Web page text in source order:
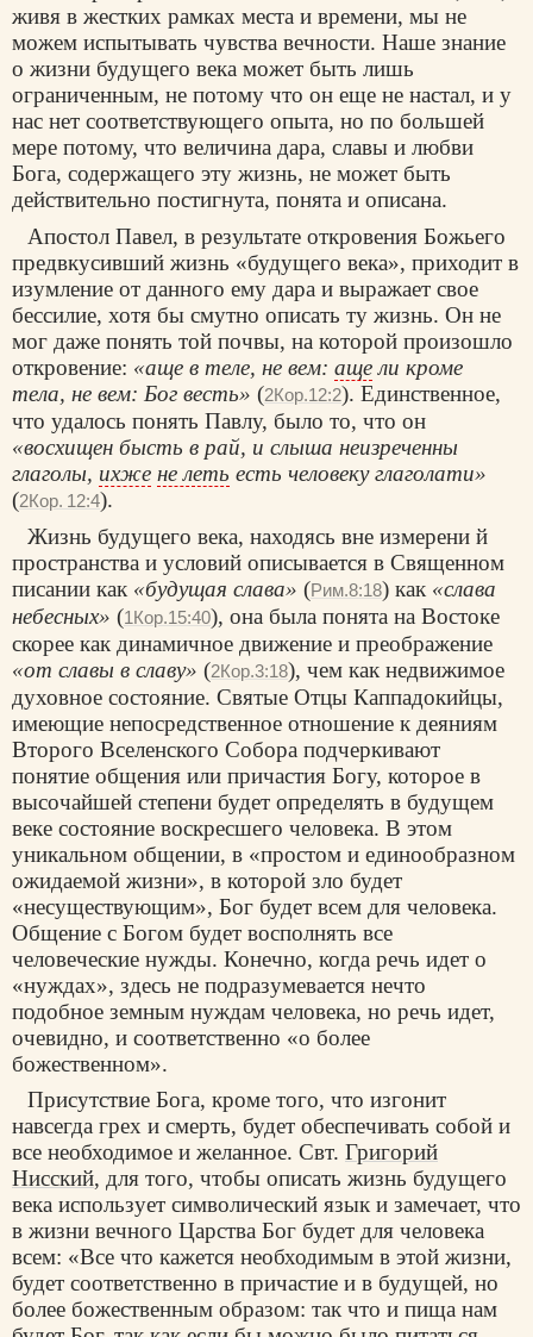
живя в жестких рамках места и времени, мы не
можем испытывать чувства вечности. Наше знание
о жизни будущего века может быть лишь
ограниченным, не потому что он еще не настал, и у
нас нет соответствующего опыта, но по большей
мере потому, что величина дара, славы и любви
Бога, содержащего эту жизнь, не может быть
действительно постигнута, понята и описана.
Апостол Павел, в результате откровения Божьего
предвкусивший жизнь «будущего века», приходит в
изумление от данного ему дара и выражает свое
бессилие, хотя бы смутно описать ту жизнь. Он не
мог даже понять той почвы, на которой произошло
откровение: «аще в теле, не вем: ащели кроме
тела, не вем: Бог весть» (2Кор.12:2). Единственное,
что удалось понять Павлу, было то, что он
«восхищен бысть в рай, и слыша неизреченны
глаголы, ихже не леть есть человеку глаголати»
(2Кор. 12:4).
Жизнь будущего века, находясь вне измерени й
пространства и условий описывается в Священном
писании как «будущая слава» (Рим.8:18) как «слава
небесных» (1Кор.15:40), она была понята на Востоке
скорее как динамичное движение и преображение
«от славы в славу» (2Кор.3:18), чем как недвижимое
духовное состояние. Святые Отцы Каппадокийцы,
имеющие непосредственное отношение к деяниям
Второго Вселенского Собора подчеркивают
понятие общения или причастия Богу, которое в
высочайшей степени будет определять в будущем
веке состояние воскресшего человека. В этом
уникальном общении, в «простом и единообразном
ожидаемой жизни», в которой зло будет
«несуществующим», Бог будет всем для человека.
Общение с Богом будет восполнять все
человеческие нужды. Конечно, когда речь идет о
«нуждах», здесь не подразумевается нечто
подобное земным нуждам человека, но речь идет,
очевидно, и соответственно «о более
божественном».
Присутствие Бога, кроме того, что изгонит
навсегда грех и смерть, будет обеспечивать собой и
все необходимое и желанное. Свт. Григорий
Нисский, для того, чтобы описать жизнь будущего
века использует символический язык и замечает, что
в жизни вечного Царства Бог будет для человека
всем: «Все что кажется необходимым в этой жизни,
будет соответственно в причастие и в будущей, но
более божественным образом: так что и пища нам